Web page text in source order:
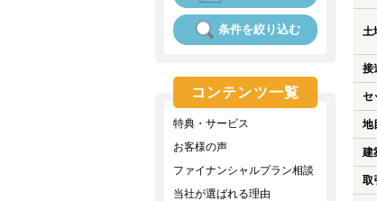
土
接
セ
地
建
取
条件を絞り込む
コンテンツ一覧
特典・サービス
お客様の声
ファイナンシャルプラン相談
当社が選ばれる理由